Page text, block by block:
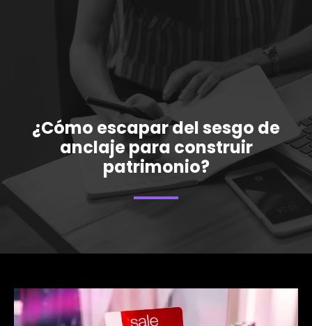
¿Cómo escapar del sesgo de
anclaje para construir
patrimonio?